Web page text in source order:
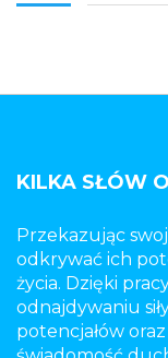
KILKA SŁÓW
Przekazując
odkrywać ich
życia. Dzięki
odnajdywaniu
potencjałów